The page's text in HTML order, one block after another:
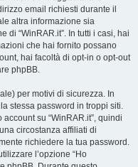
email richiesti durante il
altra informazione sia
di “WinRAR.it”. In tutti i casi, hai
che hai fornito possano
hai facoltà di opt-in o opt-out
phpBB.
per motivi di sicurezza. In
stessa password in troppi siti.
su “WinRAR.it”, quindi
circostanza affiliati di
richiedere la tua password.
l’opzione “Ho